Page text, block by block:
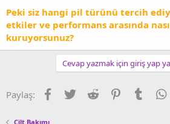
Peki siz hangi pil türünü tercih
etkiler ve performans arasında
kuruyorsunuz?
Cevap yazmak için giriş yap
Paylaş: Facebook
TwitterReddit PinterestTumblr
Cilt Bakımı